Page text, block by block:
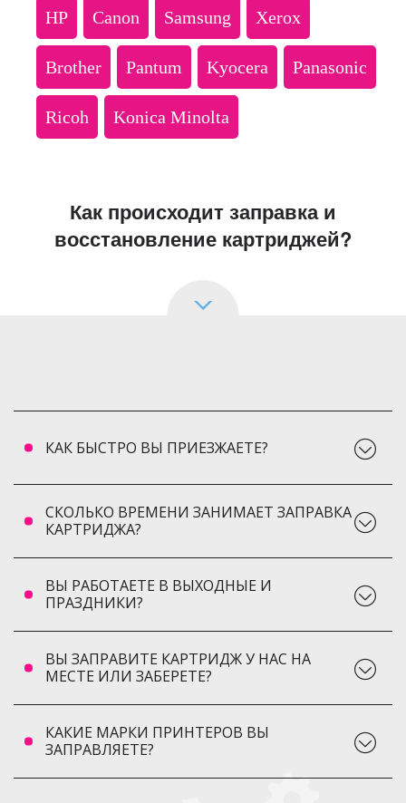
HP Canon Samsung Xerox
Brother Pantum Kyocera Panasonic
Ricoh Konica Minolta
Как происходит заправка и
восстановление картриджей?
КАК БЫСТРО ВЫ ПРИЕЗЖАЕТЕ?
СКОЛЬКО ВРЕМЕНИ ЗАНИМАЕТ ЗАПРАВКА
КАРТРИДЖА?
ВЫ РАБОТАЕТЕ В ВЫХОДНЫЕ И
ПРАЗДНИКИ?
ВЫ ЗАПРАВИТЕ КАРТРИДЖ У НАС НА
МЕСТЕ ИЛИ ЗАБЕРЕТЕ?
КАКИЕ МАРКИ ПРИНТЕРОВ ВЫ
ЗАПРАВЛЯЕТЕ?